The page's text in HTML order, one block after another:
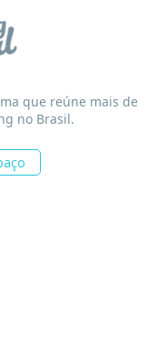
que reúne mais de
no Brasil.